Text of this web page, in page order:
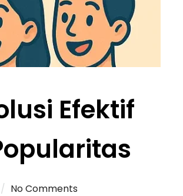
Efektif
No Comments